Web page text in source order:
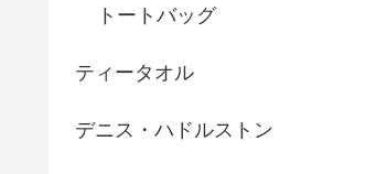
トートバッグ
ティータオル
デニス・ハドルストン